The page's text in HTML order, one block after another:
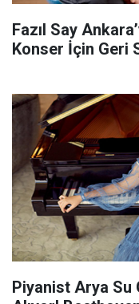
Fazıl Say
Konser İçin Geri
Piyanist Arya Su